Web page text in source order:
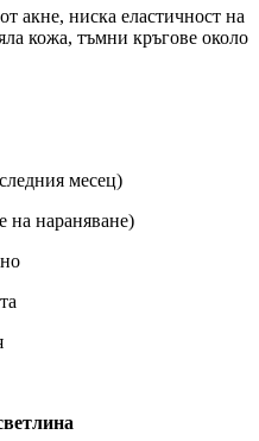
акне, ниска еластичност на
кожа, тъмни кръгове около
месец)
на нараняване)